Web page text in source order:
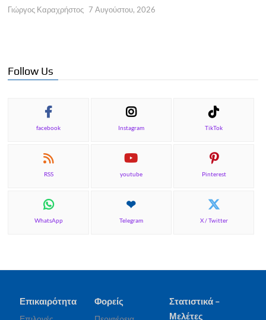
Γιώργος Καραχρήστος 7 Αυγούστου, 2026
Follow Us
facebook Instagram TikTok
RSS youtube Pinterest
WhatsApp Telegram X / Twitter
Επικαιρότητα Φορείς
Στατιστικά –
Μελέτες